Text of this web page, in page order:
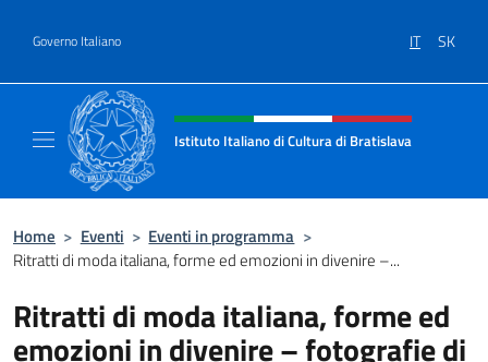
Governo Italiano IT SK
Intestazione sito, social e menù
Istituto Italiano di Cultura di Bratislava
Home > Eventi > Eventi in programma >
Ritratti di moda italiana, forme ed emozioni in divenire –...
Ritratti di moda italiana, forme ed
emozioni in divenire – fotografie di